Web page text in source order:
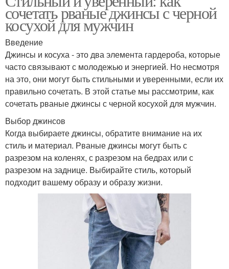
сочетать рваные джинсы с черной
косухой для мужчин
Введение
Джинсы и косуха - это два элемента гардероба, которые
часто связывают с молодежью и энергией. Но несмотря
на это, они могут быть стильными и уверенными, если их
правильно сочетать. В этой статье мы рассмотрим, как
сочетать рваные джинсы с черной косухой для мужчин.
Выбор джинсов
Когда выбираете джинсы, обратите внимание на их
стиль и материал. Рваные джинсы могут быть с
разрезом на коленях, с разрезом на бедрах или с
разрезом на заднице. Выбирайте стиль, который
подходит вашему образу и образу жизни.